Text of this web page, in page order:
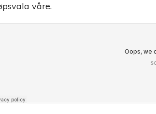
våre.